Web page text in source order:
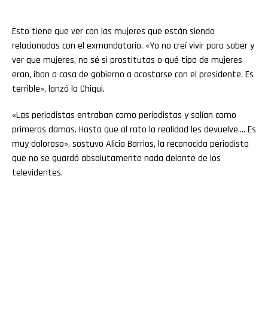
Esto tiene que ver con las mujeres que están siendo
relacionadas con el exmandatario. «Yo no creí vivir para saber y
ver que mujeres, no sé si prostitutas o qué tipo de mujeres
eran, iban a casa de gobierno a acostarse con el presidente. Es
terrible», lanzó la Chiqui.
«Las periodistas entraban como periodistas y salían como
primeras damas. Hasta que al rato la realidad les devuelve…. Es
muy doloroso», sostuvo Alicia Barrios, la reconocida periodista
que no se guardó absolutamente nada delante de los
televidentes.